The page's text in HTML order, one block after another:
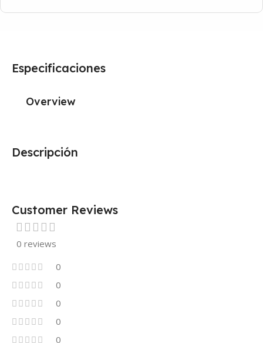
Descripción
Especificaciones
Overview
Customer Reviews
0 reviews
0
0
0
0
0